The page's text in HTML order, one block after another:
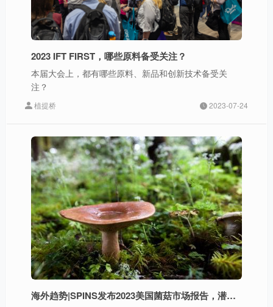
2023 IFT FIRST，哪些原料备受关注？
本届大会上，都有哪些原料、新品和创新技术备受关
注？
植提桥 2023-07-24
海外趋势|SPINS发布2023美国菌菇市场报告，潜力原料和赛道有哪些？